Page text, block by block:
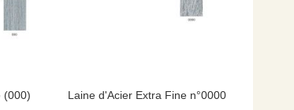
(000) Laine d'Acier Extra Fine n°0000